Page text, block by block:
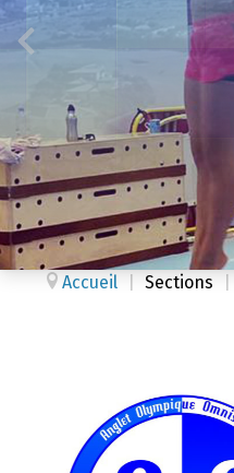
Accueil Sections